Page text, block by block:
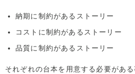
納期に制約があるストーリー
コストに制約があるストーリー
品質に制約があるストーリー
それぞれの台本を用意する必要があ